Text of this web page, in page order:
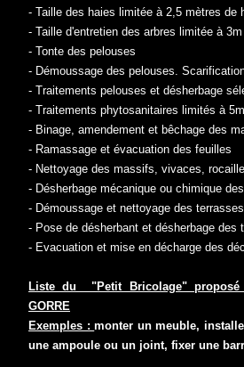
- Taille des haies limitée à 2,5 mètres de
- Taille d'entretien des arbres limitée à
- Tonte des pelouses
- Démoussage des pelouses.
- Traitements pelouses et désherbage
- Traitements phytosanitaires limités à
- Binage, amendement et bêchage des
- Ramassage et évacuation des feuilles
- Nettoyage des massifs, vivaces,
- Désherbage mécanique ou chimique
- Démoussage et nettoyage des
- Pose de désherbant et désherbage des
- Evacuation et mise en décharge des
Liste du "Petit Bricolage" proposé
GORRE
Exemples :monter un meuble,
une ampoule ou un joint, fixer une